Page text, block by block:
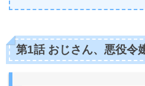
第1話 おじさん、悪役令